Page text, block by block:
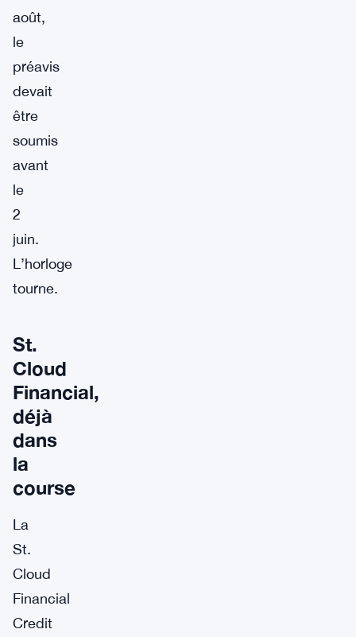
août,
le
préavis
devait
être
soumis
avant
le
2
juin.
L’horloge
tourne.
St.
Cloud
Financial,
déjà
dans
la
course
La
St.
Cloud
Financial
Credit